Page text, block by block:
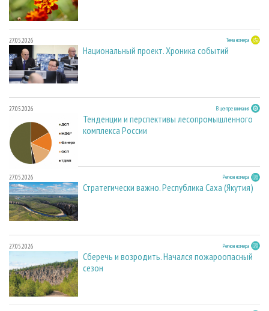
27.05.2026 Тема номера
Национальный проект. Хроника событий
27.05.2026 В центре внимания
Тенденции и перспективы лесопромышленного
комплекса России
27.05.2026 Регион номера
Стратегически важно. Республика Саха (Якутия)
27.05.2026 Регион номера
Сберечь и возродить. Начался пожароопасный
сезон